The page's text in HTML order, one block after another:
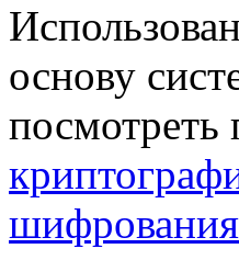
основу
посмотреть